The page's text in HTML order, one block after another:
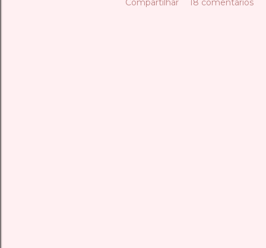
Compartilhar 18 comentários